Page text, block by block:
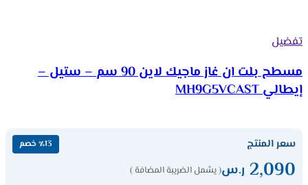
تفضيل
مسطح بلت ان غاز ماجيك لاين 90 سم – ستيل –
إيطالي MH9G5VCAST
سعر المنتج ٪13 خصم
2,090 ر.س( يشمل الضريبة المضافة )